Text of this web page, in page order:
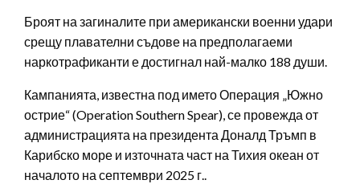
Броят на загиналите при американски военни удари
срещу плавателни съдове на предполагаеми
наркотрафиканти е достигнал най-малко 188 души.
Кампанията, известна под името Операция „Южно
острие“ (Operation Southern Spear), се провежда от
администрацията на президента Доналд Тръмп в
Карибско море и източната част на Тихия океан от
началото на септември 2025 г..